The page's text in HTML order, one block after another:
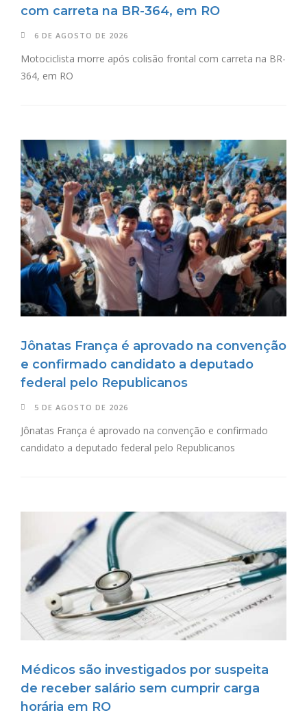
com carreta na BR-364, em RO
6 DE AGOSTO DE 2026
Motociclista morre após colisão frontal com carreta na BR-
364, em RO
Jônatas França é aprovado na convenção
e confirmado candidato a deputado
federal pelo Republicanos
5 DE AGOSTO DE 2026
Jônatas França é aprovado na convenção e confirmado
candidato a deputado federal pelo Republicanos
Médicos são investigados por suspeita
de receber salário sem cumprir carga
horária em RO